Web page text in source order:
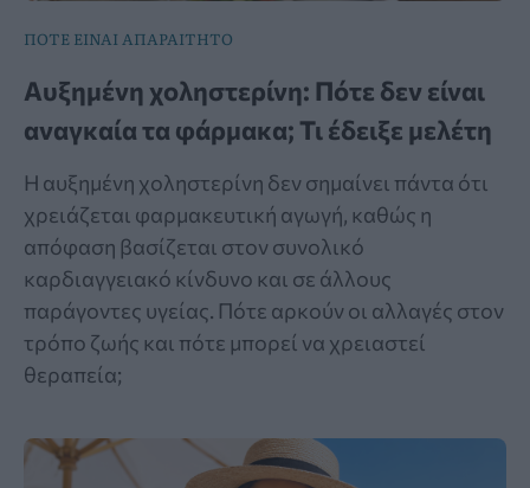
ΠΟΤΕ ΕΙΝΑΙ ΑΠΑΡΑΙΤΗΤΟ
Αυξημένη χοληστερίνη: Πότε δεν είναι
αναγκαία τα φάρμακα; Τι έδειξε μελέτη
Η αυξημένη χοληστερίνη δεν σημαίνει πάντα ότι
χρειάζεται φαρμακευτική αγωγή, καθώς η
απόφαση βασίζεται στον συνολικό
καρδιαγγειακό κίνδυνο και σε άλλους
παράγοντες υγείας. Πότε αρκούν οι αλλαγές στον
τρόπο ζωής και πότε μπορεί να χρειαστεί
θεραπεία;